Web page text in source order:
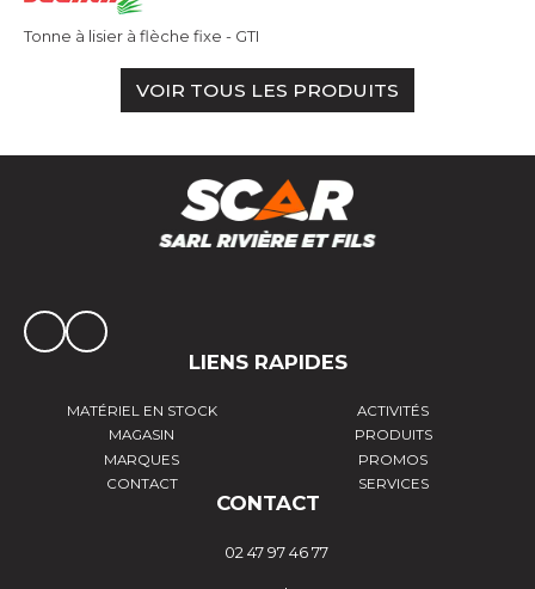
Tonne à lisier à flèche fixe - GTI
VOIR TOUS LES PRODUITS
LIENS RAPIDES
MATÉRIEL EN STOCK
ACTIVITÉS
MAGASIN
PRODUITS
MARQUES
PROMOS
CONTACT
SERVICES
CONTACT
02 47 97 46 77